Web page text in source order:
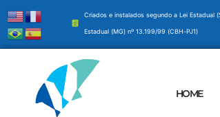
Criados e instalados segundo a Lei Estadual
Estadual (MG) nº 13.199/99 (CBH-PJ1)
HOME